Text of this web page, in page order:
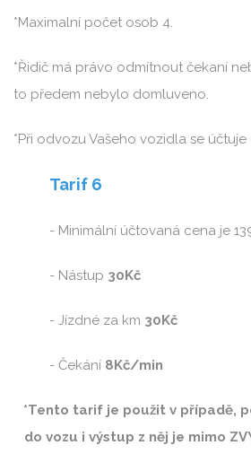
*Maximalní počet osob 4.
*Řidič má právo odmítnout čekaní
to předem nebylo domluveno.
*Při odvozu Vašeho vozidla se
Tarif 6
- Minimální účtovaná cena je
- Nástup 30Kč
- Jízdné za km 30Kč
- Čekání 8Kč/min
*Tento tarif je použit v případě,
do vozu i výstup z něj je mimo